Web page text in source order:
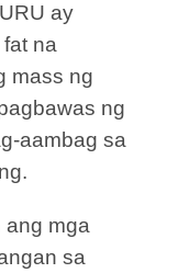
ay
na
mass ng
ng
aambag sa
ang mga
sa